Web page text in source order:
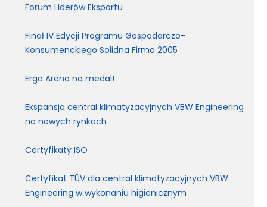
Forum Liderów Eksportu
Finał IV Edycji Programu Gospodarczo-
Konsumenckiego Solidna Firma 2005
Ergo Arena na medal!
Ekspansja central klimatyzacyjnych VBW Engineering
na nowych rynkach
Certyfikaty ISO
Certyfikat TÜV dla central klimatyzacyjnych VBW
Engineering w wykonaniu higienicznym